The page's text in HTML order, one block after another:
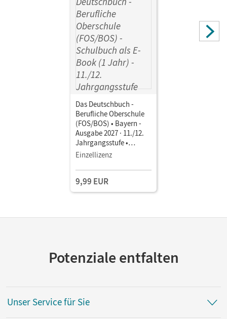
Das Deutschbuch -
Berufliche Oberschule
(FOS/BOS) • Bayern -
Ausgabe 2027 · 11./12.
Jahrgangsstufe •
Schulbuch als E-Book (1
Einzellizenz
9,99 EUR
Potenziale entfalten
Unser Service für Sie